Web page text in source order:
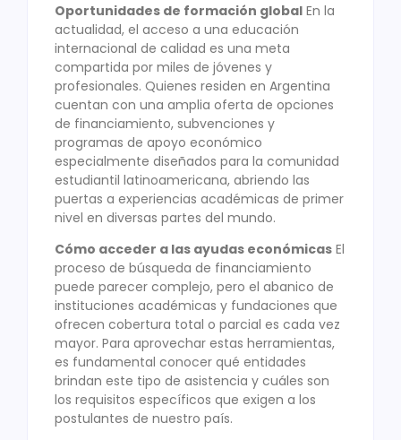
Oportunidades de formación global En la
actualidad, el acceso a una educación
internacional de calidad es una meta
compartida por miles de jóvenes y
profesionales. Quienes residen en Argentina
cuentan con una amplia oferta de opciones
de financiamiento, subvenciones y
programas de apoyo económico
especialmente diseñados para la comunidad
estudiantil latinoamericana, abriendo las
puertas a experiencias académicas de primer
nivel en diversas partes del mundo.
Cómo acceder a las ayudas económicas El
proceso de búsqueda de financiamiento
puede parecer complejo, pero el abanico de
instituciones académicas y fundaciones que
ofrecen cobertura total o parcial es cada vez
mayor. Para aprovechar estas herramientas,
es fundamental conocer qué entidades
brindan este tipo de asistencia y cuáles son
los requisitos específicos que exigen a los
postulantes de nuestro país.